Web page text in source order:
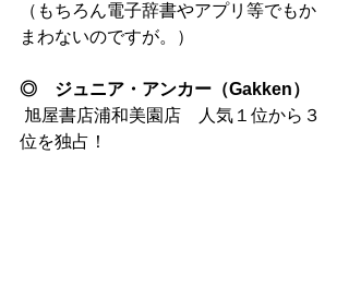
（もちろん電子辞書やアプリ等でもか
まわないのですが。）
◎　ジュニア・アンカー（Gakken）
位を独占！